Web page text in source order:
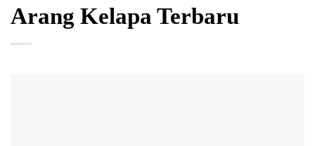
Arang Kelapa Terbaru